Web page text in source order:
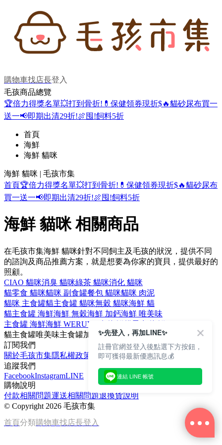
購物車找店長登入
毛孩商品總覽
🏆倍力得獎名單💥打到骨折! 💊保健領券現折$🔥貓砂尿布買一
送一📢即期出清29折!🍖囤!飼料5折
首頁
海鮮
海鮮 貓咪
海鮮 貓咪 | 毛孩市集
首頁🏆倍力得獎名單💥打到骨折! 💊保健領券現折$🔥貓砂尿布
買一送一📢即期出清29折!🍖囤!飼料5折
海鮮 貓咪 相關商品
在毛孩市集海鮮 貓咪針對不同飼主及毛孩的狀況，提供不同
的諮詢及商品推薦方案，就是想要為你家的寶貝，提供最好的
照顧。
CIAO 貓咪消臭 貓咪綠茶 貓咪消化 貓咪
貓零食 貓咪貓咪 副食罐餐包 貓咪貓咪 肉泥
貓咪 主食罐貓主食罐 貓咪無穀 貓咪海鮮 貓
貓主食罐 海鮮海鮮 無穀海鮮 加鈣海鮮 唯美味
主食罐 海鮮海鮮 WERUVA
貓主食罐唯美味主食罐加鈣WERUVA
訂閱我們
關於毛孩市集隱私權政策
文章
追蹤我們
FacebookInstagramLINE
購物說明
付款相關問題運送相關問題退換貨說明
© Copyright 2026 毛孩市集
首頁分類購物車找店長登入
✨先登入，再加LINE✨
註冊官網並登入後點選下方按鈕，
即可獲得最新優惠訊息💰
連結 LINE 帳號